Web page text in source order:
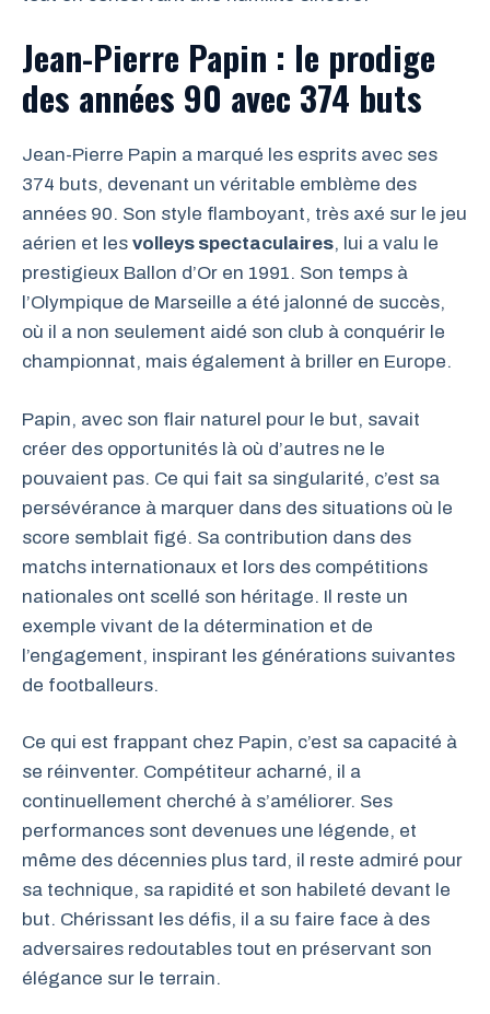
Jean-Pierre Papin : le prodige
des années 90 avec 374 buts
Jean-Pierre Papin a marqué les esprits avec ses
374 buts, devenant un véritable emblème des
années 90. Son style flamboyant, très axé sur le jeu
aérien et les volleys spectaculaires, lui a valu le
prestigieux Ballon d’Or en 1991. Son temps à
l’Olympique de Marseille a été jalonné de succès,
où il a non seulement aidé son club à conquérir le
championnat, mais également à briller en Europe.
Papin, avec son flair naturel pour le but, savait
créer des opportunités là où d’autres ne le
pouvaient pas. Ce qui fait sa singularité, c’est sa
persévérance à marquer dans des situations où le
score semblait figé. Sa contribution dans des
matchs internationaux et lors des compétitions
nationales ont scellé son héritage. Il reste un
exemple vivant de la détermination et de
l’engagement, inspirant les générations suivantes
de footballeurs.
Ce qui est frappant chez Papin, c’est sa capacité à
se réinventer. Compétiteur acharné, il a
continuellement cherché à s’améliorer. Ses
performances sont devenues une légende, et
même des décennies plus tard, il reste admiré pour
sa technique, sa rapidité et son habileté devant le
but. Chérissant les défis, il a su faire face à des
adversaires redoutables tout en préservant son
élégance sur le terrain.